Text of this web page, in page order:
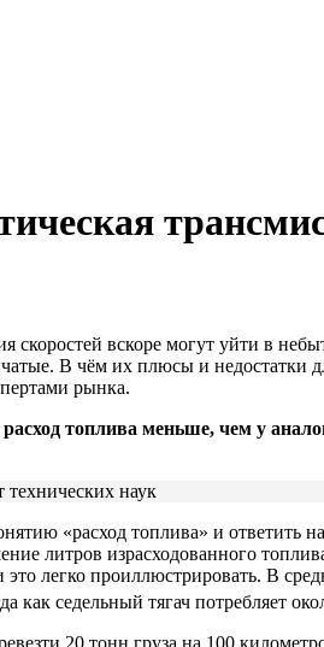
вскоре могут уйти в
В чём их плюсы и недостатки
рынка.
топлива меньше, чем у
наук
«расход топлива» и ответить
литров израсходованного
легко проиллюстрировать. В
как седельный тягач потребляет